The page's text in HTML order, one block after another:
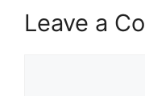
Leave a